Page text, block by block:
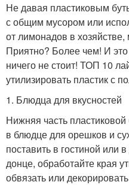
Не давая пластиковым
с общим мусором или
от лимонадов в
Приятно? Более чем! И
ничего не стоит! ТОП 10
утилизировать пластик с
1. Блюдца для вкусностей
Нижняя часть
в блюдце для орешков и
поставить в гостиной или
донце, обработайте края
обвязать или